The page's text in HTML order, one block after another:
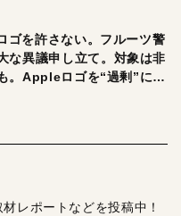
ゴを許さない。フルーツ警
な異議申し立て。対象は非
。Appleロゴを“過剰”に守
レポートなどを投稿中！